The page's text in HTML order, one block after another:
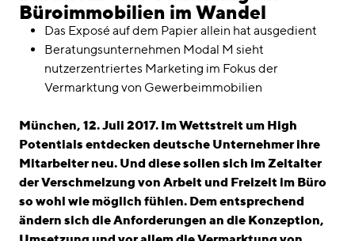
instagram
Büroimmobilien im Wandel
Das Exposé auf dem Papier allein hat ausgedient
Beratungsunternehmen Modal M sieht
nutzerzentriertes Marketing im Fokus der
Vermarktung von Gewerbeimmobilien
München, 12. Juli 2017. Im Wettstreit um High
Potentials entdecken deutsche Unternehmer ihre
Mitarbeiter neu. Und diese sollen sich im Zeitalter
der Verschmelzung von Arbeit und Freizeit im Büro
so wohl wie möglich fühlen. Dem entsprechend
ändern sich die Anforderungen an die Konzeption,